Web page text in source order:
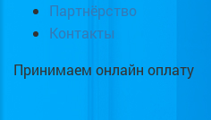
Партнёрство
Контакты
Принимаем онлайн оплату